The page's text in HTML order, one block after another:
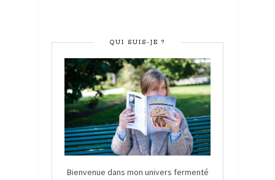
QUI SUIS-JE ?
Bienvenue dans mon univers fermenté